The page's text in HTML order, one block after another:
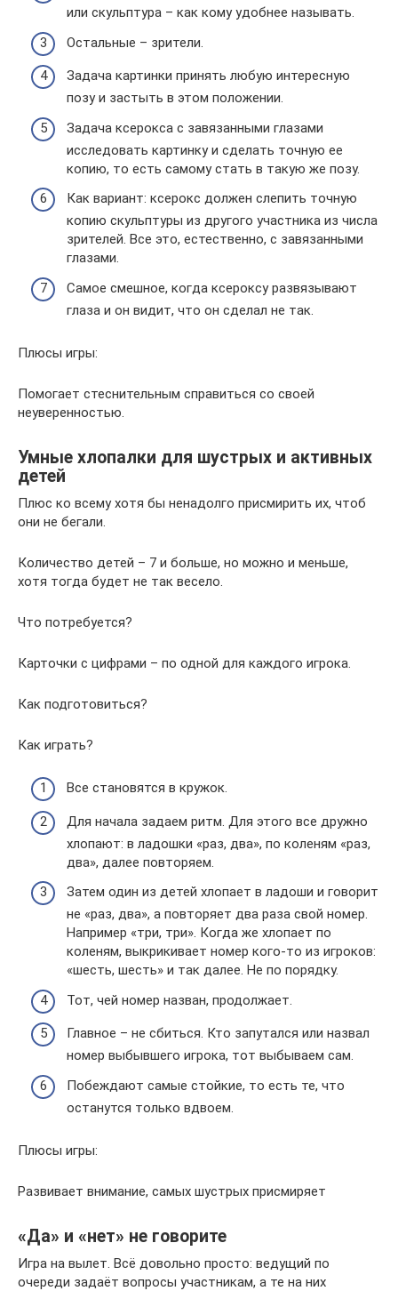
или скульптура – как кому удобнее называть.
Остальные – зрители.
Задача картинки принять любую интересную
позу и застыть в этом положении.
Задача ксерокса с завязанными глазами
исследовать картинку и сделать точную ее
копию, то есть самому стать в такую же позу.
Как вариант: ксерокс должен слепить точную
копию скульптуры из другого участника из числа
зрителей. Все это, естественно, с завязанными
глазами.
Самое смешное, когда ксероксу развязывают
глаза и он видит, что он сделал не так.
Плюсы игры:
Помогает стеснительным справиться со своей
неуверенностью.
Умные хлопалки для шустрых и активных
детей
Плюс ко всему хотя бы ненадолго присмирить их, чтоб
они не бегали.
Количество детей – 7 и больше, но можно и меньше,
хотя тогда будет не так весело.
Что потребуется?
Карточки с цифрами – по одной для каждого игрока.
Как подготовиться?
Как играть?
Все становятся в кружок.
Для начала задаем ритм. Для этого все дружно
хлопают: в ладошки «раз, два», по коленям «раз,
два», далее повторяем.
Затем один из детей хлопает в ладоши и говорит
не «раз, два», а повторяет два раза свой номер.
Например «три, три». Когда же хлопает по
коленям, выкрикивает номер кого-то из игроков:
«шесть, шесть» и так далее. Не по порядку.
Тот, чей номер назван, продолжает.
Главное – не сбиться. Кто запутался или назвал
номер выбывшего игрока, тот выбываем сам.
Побеждают самые стойкие, то есть те, что
останутся только вдвоем.
Плюсы игры:
Развивает внимание, самых шустрых присмиряет
«Да» и «нет» не говорите
Игра на вылет. Всё довольно просто: ведущий по
очереди задаёт вопросы участникам, а те на них